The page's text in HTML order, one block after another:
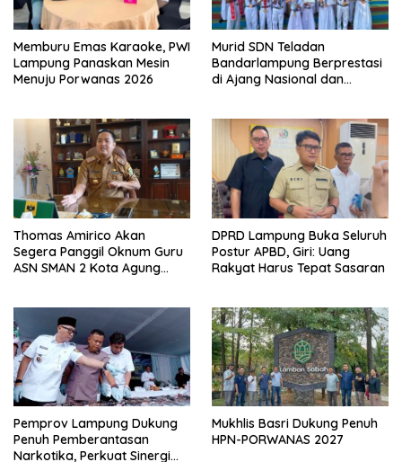
Memburu Emas Karaoke, PWI
Lampung Panaskan Mesin
Menuju Porwanas 2026
Murid SDN Teladan
Bandarlampung Berprestasi
di Ajang Nasional dan
Thomas Amirico Akan
Segera Panggil Oknum Guru
ASN SMAN 2 Kota Agung
DPRD Lampung Buka Seluruh
Postur APBD, Giri: Uang
Rakyat Harus Tepat Sasaran
Pemprov Lampung Dukung
Penuh Pemberantasan
Narkotika, Perkuat Sinergi
Mukhlis Basri Dukung Penuh
HPN-PORWANAS 2027